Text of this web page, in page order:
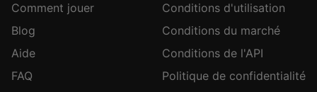
Comment jouer
Blog
Aide
FAQ
Conditions d'utilisation
Conditions du marché
Conditions de l'API
Politique de confidentialité